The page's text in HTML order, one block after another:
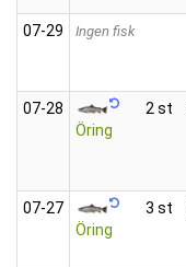
07‑29 Ingen fisk
07‑28
Öring
2 st
07‑27
Öring
3 st